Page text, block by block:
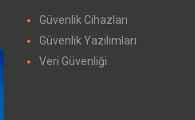
Güvenlik Cihazları
Güvenlik Yazılımları
Veri Güvenliği